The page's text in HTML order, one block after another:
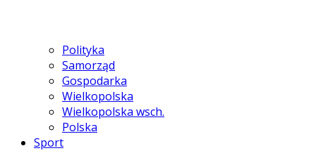
Polityka
Samorząd
Gospodarka
Wielkopolska
Wielkopolska wsch.
Polska
Sport